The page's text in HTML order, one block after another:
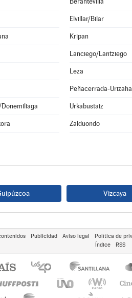
Elvillar/Bilar
Kripan
Lanciego/Lantziego
Leza
Peñacerrada-
Urkabustaiz
Zalduondo
Vizcaya
Publicidad Aviso legal Política de
Índice
RSS